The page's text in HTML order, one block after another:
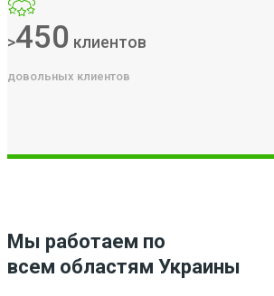
>450 клиентов
довольных клиентов
Мы работаем по
всем областям Украины